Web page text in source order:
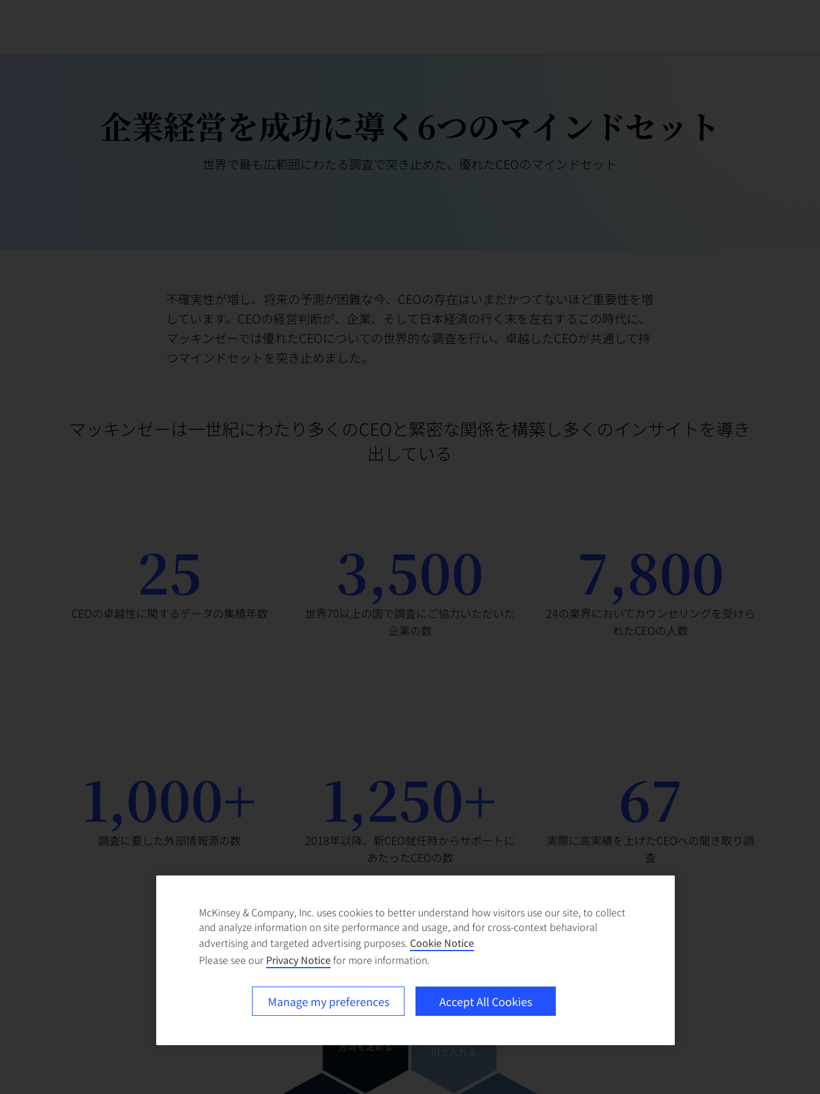
企業経営を成功に導く6つのマインドセット
世界で最も広範囲にわたる調査で突き止めた、優れたCEOのマインドセット
不確実性が増し、将来の予測が困難な今、CEOの存在はいまだかつてないほど重要性を増
しています。CEOの経営判断が、企業、そして日本経済の行く末を左右するこの時代に、
マッキンゼーでは優れたCEOについての世界的な調査を行い、卓越したCEOが共通して持
つマインドセットを突き止めました。
マッキンゼーは一世紀にわたり多くのCEOと緊密な関係を構築し多くのインサイトを導き
出している
25
CEOの卓越性に関するデータの集積年数
3,500
世界70以上の国で調査にご協力いただいた
企業の数
7,800
24の業界においてカウンセリングを受けら
れたCEOの人数
1,000+
調査に要した外部情報源の数
1,250+
2018年以降、新CEO就任時からサポートに
あたったCEOの数
67
実際に高実績を上げたCEOへの聞き取り調
査
卓越したCEOが経営において果たすべき６つの責務
McKinsey & Company, Inc. uses cookies to better understand how visitors use our site, to collect
and analyze information on site performance and usage, and for cross-context behavioral
advertising and targeted advertising purposes. Cookie Notice
Please see our Privacy Noticefor more information.
Manage my preferences Accept All Cookies